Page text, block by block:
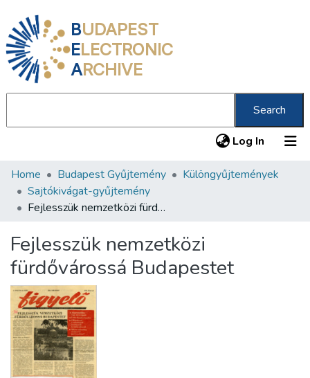
BUDAPEST
ELECTRONIC
ARCHIVE
Search
Log In (current)
Communities & Collections
All of DSpace
About us
Home Budapest Gyűjtemény
Különgyűjtemények
Sajtókivágat-gyűjtemény
Fejlesszük nemzetközi fürdővárossá Budapestet
Fejlesszük nemzetközi
fürdővárossá Budapestet